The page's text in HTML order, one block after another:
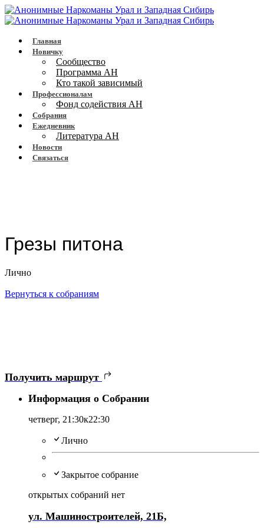
Главная
Новичку
Сообщество
Программа АН
Кто такой зависимый
Профессионалам
Фонд содействия АН
Собрания
Ежедневник
Литература АН
Новости
Связаться
Грезы питона
Лично
Вернуться к собраниям
Получить маршрут
Информация о Собрании
четверг, 21:30к22:30
Лично
Закрытое собрание
открытых собраний нет
ул. Машиностроителей, 21Б,